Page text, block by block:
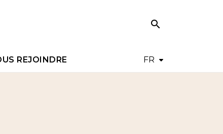
FR
search
REJOINDRE